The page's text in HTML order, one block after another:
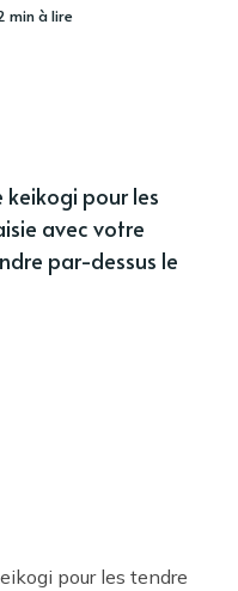
min à lire
keikogi pour les
avec votre
par-dessus le
pour les tendre